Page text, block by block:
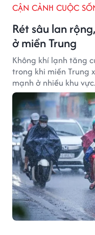
Rét sâu lan
ở miền Trung
CẬN CẢNH CUỘC
Không khí lạnh tăng
trong khi miền Trung
mạnh ở nhiều khu vực.